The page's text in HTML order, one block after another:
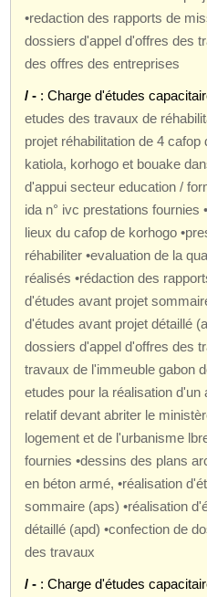
•redaction des rapports de
dossiers d'appel d'offres des
des offres des entreprises
/ - : Charge d'études
etudes des travaux de
projet réhabilitation de 4
katiola, korhogo et bouake
d'appui secteur education /
ida n° ivc prestations fournies
lieux du cafop de korhogo
réhabiliter •evaluation de la
réalisés •rédaction des
d'études avant projet
d'études avant projet détaillé
dossiers d'appel d'offres des
travaux de l'immeuble gabon
etudes pour la réalisation d'un
relatif devant abriter le
logement et de l'urbanisme
fournies •dessins des plans
en béton armé, •réalisation
sommaire (aps) •réalisation
détaillé (apd) •confection de
des travaux
/ - : Charge d'études